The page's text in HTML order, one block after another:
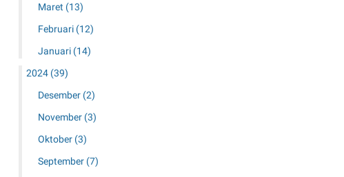
Maret (13)
Februari (12)
Januari (14)
2024 (39)
Desember (2)
November (3)
Oktober (3)
September (7)